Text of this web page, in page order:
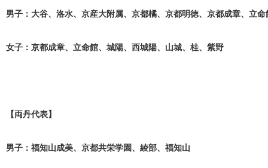
男子：大谷、洛水、京産大附属、京都橘、京都明徳、京都成章、立命
女子：京都成章、立命館、城陽、西城陽、山城、桂、紫野
【両丹代表】
男子：福知山成美、京都共栄学園、綾部、福知山